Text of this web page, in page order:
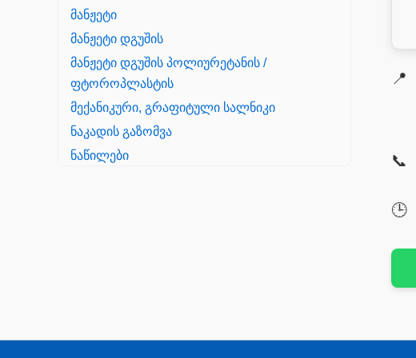
მანჟეტი
მანჟეტი დგუშის
მანჟეტი დგუშის პოლიურეტანის /
ფტოროპლასტის
მექანიკური, გრაფიტული სალნიკი
ნაკადის გაზომვა
ნაწილები
რეზინის რგოლი
📍
📞
🕒